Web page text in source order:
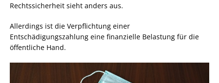
Rechtssicherheit sieht anders aus.
Allerdings ist die Verpflichtung einer
Entschädigungszahlung eine finanzielle Belastung für die
öffentliche Hand.